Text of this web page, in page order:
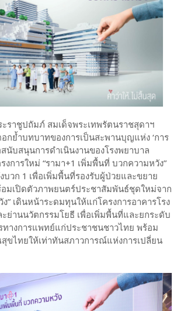
ราชูปถัมภ์ สมเด็จพระเทพรัตนราชสุดาฯ
กย้ำบทบาทของการเป็นสะพานบุญแห่ง ‘การ
นับสนุนการดำเนินงานของโรงพยาบาล
งการใหม่ “รามา+1 เพิ่มพื้นที่ บวกความหวัง”
วก 1 เพื่อเพิ่มพื้นที่รองรับผู้ป่วยและขยาย
มเปิดตัวภาพยนตร์ประชาสัมพันธ์ชุดใหม่จาก
ง” เดินหน้าระดมทุนให้แก่โครงการอาคารโรง
ย่านนวัตกรรมโยธี เพื่อเพิ่มพื้นที่และยกระดับ
ทางการแพทย์แก่ประชาชนชาวไทย พร้อม
ขไทยให้เท่าทันสภาวการณ์แห่งการเปลี่ยน